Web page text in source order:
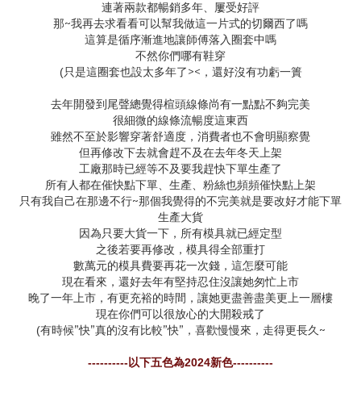
連著兩款都暢銷多年、屢受好評
那~我再去求看看可以幫我做這一片式的切爾西了嗎
這算是循序漸進地讓師傅落入圈套中嗎
不然你們哪有鞋穿
(只是這圈套也設太多年了>< ，還好沒有功虧一簣
去年開發到尾聲總覺得楦頭線條尚有一點點不夠完美
很細微的線條流暢度這東西
雖然不至於影響穿著舒適度，消費者也不會明顯察覺
但再修改下去就會趕不及在去年冬天上架
工廠那時已經等不及要我趕快下單生產了
所有人都在催快點下單、生產、粉絲也頻頻催快點上架
只有我自己在那邊不行~那個我覺得的不完美就是要改好才能下單
生產大貨
因為只要大貨一下，所有模具就已經定型
之後若要再修改，模具得全部重打
數萬元的模具費要再花一次錢，這怎麼可能
現在看來，還好去年有堅持忍住沒讓她匆忙上市
晚了一年上市，有更充裕的時間，讓她更盡善盡美更上一層樓
現在你們可以很放心的大開殺戒了
(有時候”快”真的沒有比較”快” ，喜歡慢慢來，走得更長久~
----------以下五色為2024新色----------